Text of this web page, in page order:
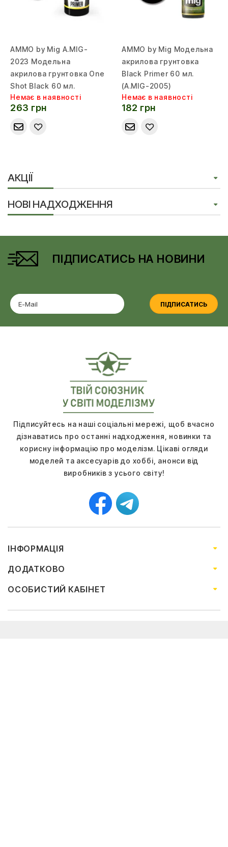
AMMO by Mig A.MIG-
2023 Модельна
акрилова грунтовка One
Shot Black 60 мл.
Немає в наявності
263 грн
AMMO by Mig Модельна
акрилова грунтовка
Black Primer 60 мл.
(A.MIG-2005)
Немає в наявності
182 грн
АКЦІЇ
НОВІ НАДХОДЖЕННЯ
ПІДПИСАТИСЬ НА НОВИНИ
ПІДПИСАТИСЬ
Підписуйтесь на наші соціальні мережі, щоб вчасно
дізнаватись про останні надходження, новинки та
корисну інформацію про моделізм. Цікаві огляди
моделей та аксесуарів до хоббі, анонси від
виробників з усього світу!
ІНФОРМАЦІЯ
ДОДАТКОВО
ОСОБИСТИЙ КАБІНЕТ